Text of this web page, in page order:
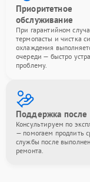
Приоритетное
обслуживание
При гарантийном
термопасты и чистка
охлаждения
очереди — быстро
проблему.
Поддержка после
Консультируем по
— помогаем продлить
службы после
ремонта.